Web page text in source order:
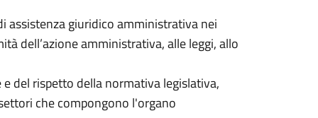
assistenza giuridico amministrativa nei
dell’azione amministrativa, alle leggi, allo
del rispetto della normativa legislativa,
che compongono l'organo